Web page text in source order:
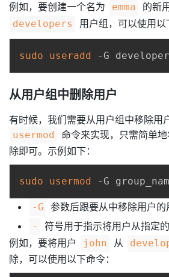
例如，要创建一个名为 emma 的新
developers 用户组，可以使用以
sudo useradd
从用户组中删除用户
有时候，我们需要从用户组中移除用
usermod
命令来实现，只需简单
除即可。示例如下：
sudo usermod
-G 参数后跟要从中移除用户的
-
符号用于指示将用户从指定
例如，要将用户
john 从
除，可以使用以下命令：